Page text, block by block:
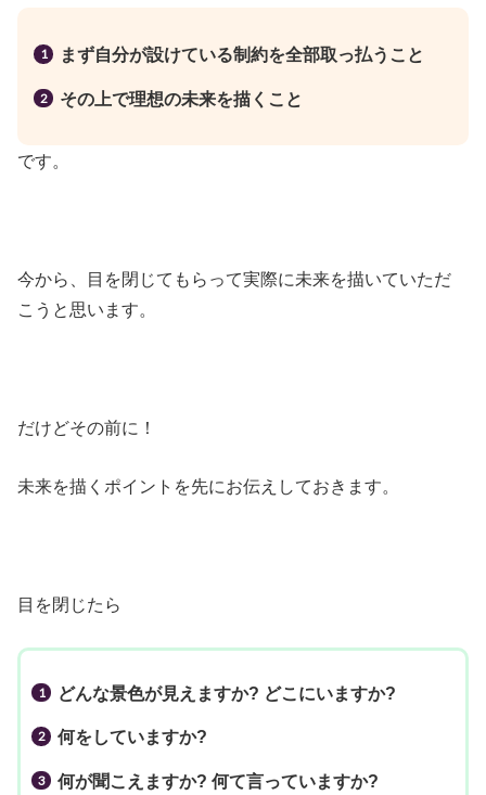
まず自分が設けている制約を全部取っ払うこと
その上で理想の未来を描くこと
です。
今から、目を閉じてもらって実際に未来を描いていただ
こうと思います。
だけどその前に！
未来を描くポイントを先にお伝えしておきます。
目を閉じたら
どんな景色が見えますか? どこにいますか?
何をしていますか?
何が聞こえますか? 何て言っていますか?